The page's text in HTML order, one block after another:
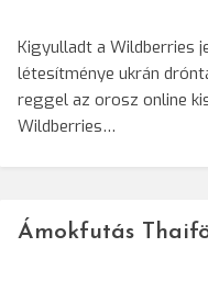
Kigyulladt a Wildberries
létesítménye ukrán
reggel az orosz online
Wildberries…
Ámokfutás